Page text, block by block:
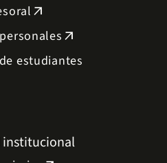
arrow_outward
arrow_outward
estudiantes